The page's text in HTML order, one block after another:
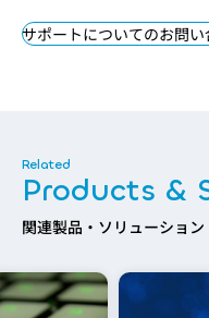
サポートについてのお問い
Products &
関連製品・ソリューション